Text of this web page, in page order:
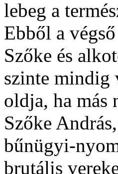
lebeg a
Ebből a
Szőke és
szinte mindig
oldja, ha más
Szőke
bűnügyi-
brutális